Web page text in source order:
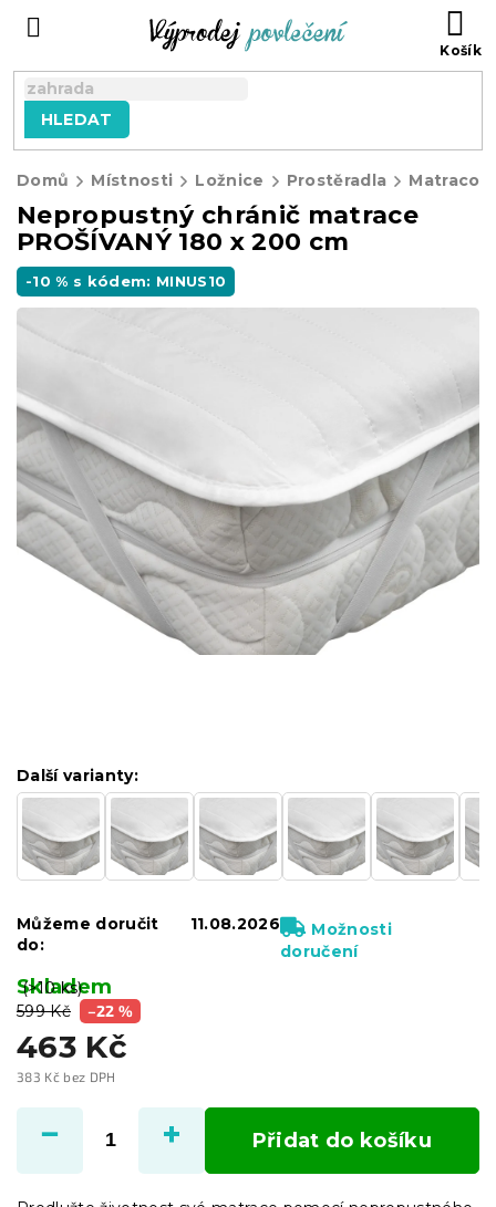
HLEDAT
Domů Místnosti Ložnice Prostěradla
Nepropustný chránič matrace
PROŠÍVANÝ 180 x 200 cm
-10 % s kódem: MINUS10
599 Kč –22 %
463 Kč
383 Kč bez DPH
cena:
Skladem
(>10 ks)
Další varianty:
Můžeme doručit
do:
11.08.2026
Možnosti
doručení
Přidat do košíku